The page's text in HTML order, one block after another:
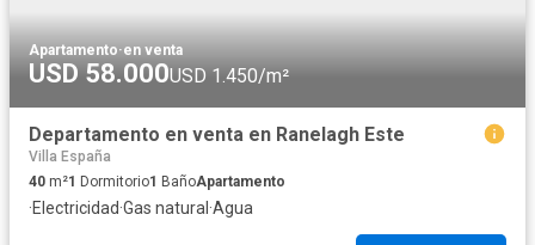
Apartamento·en venta
USD 58.000USD 1.450/m²
Departamento en venta en Ranelagh Este
Villa España
40 m²1 Dormitorio1 BañoApartamento
·Electricidad·Gas natural ·Agua